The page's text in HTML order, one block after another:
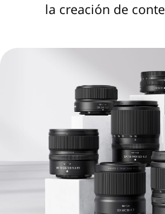
la creación de